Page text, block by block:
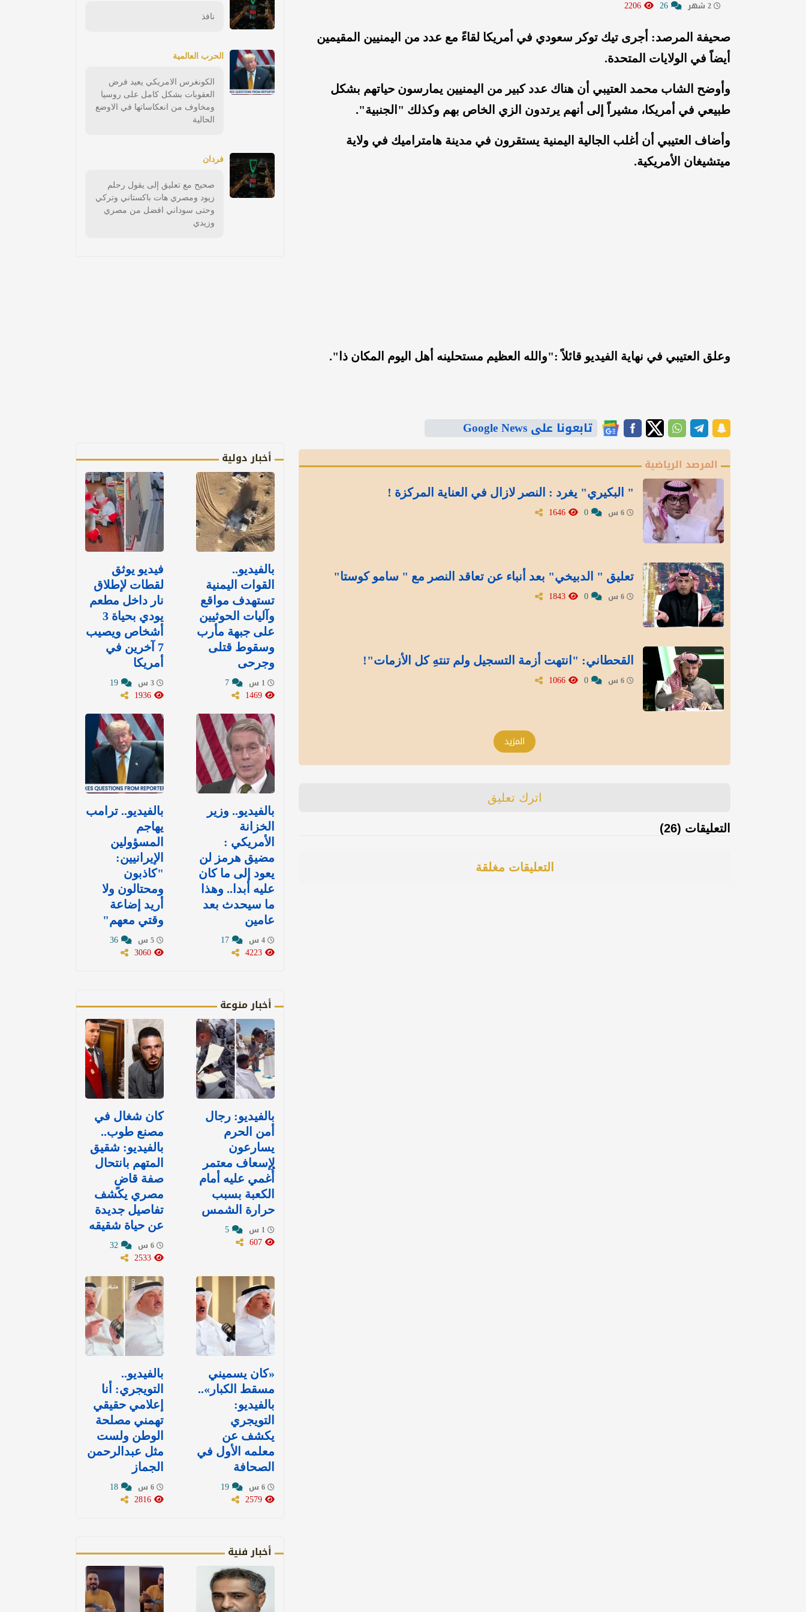
صحيفة المرصد: أجرى تيك توكر سعودي في أمريكا لقاءً مع عدد من اليمنيين المقيمين
أيضاً في الولايات المتحدة.
وأوضح الشاب محمد العتيبي أن هناك عدد كبير من اليمنيين يمارسون حياتهم بشكل
طبيعي في أمريكا، مشيراً إلى أنهم يرتدون الزي الخاص بهم وكذلك "الجنبية".
وأضاف العتيبي أن أغلب الجالية اليمنية يستقرون في مدينة هامتراميك في ولاية
ميتشيغان الأمريكية.
وعلق العتيبي في نهاية الفيديو قائلاً :"والله العظيم مستحلينه أهل اليوم المكان ذا".
تابعونا على Google News
المرصد الرياضية
" البكيري" يغرد : النصر لازال في العناية المركزة !
تعليق " الدبيخي" بعد أنباء عن تعاقد النصر مع " سامو كوستا"
القحطاني: "انتهت أزمة التسجيل ولم تنتهِ كل الأزمات"!
المزيد
اترك تعليق
التعليقات (26)
التعليقات مغلقة
نافذ
الحرب العالمية
الكونغرس الامريكي يعيد فرض
العقوبات بشكل كامل على روسيا
ومخاوف من انعكاساتها في الاوضع
الحالية
فردان
صحيح مع تعليق إلى يقول رحلم
زيود ومصري هات باكستاني وتركي
وحتى سوداني افضل من مصري
وزيدي
أخبار دولية
بالفيديو..
القوات اليمنية
تستهدف مواقع
وآليات الحوثيين
على جبهة مأرب
وسقوط قتلى
وجرحى
فيديو يوثق
لقطات لإطلاق
نار داخل مطعم
يودي بحياة 3
أشخاص ويصيب
7 آخرين في
أمريكا
بالفيديو.. وزير
الخزانة
الأمريكي :
مضيق هرمز لن
يعود إلى ما كان
عليه أبدا.. وهذا
ما سيحدث بعد
عامين
بالفيديو.. ترامب
يهاجم
المسؤولين
الإيرانيين:
"كاذبون
ومحتالون ولا
أريد إضاعة
وقتي معهم"
أخبار منوعة
بالفيديو: رجال
أمن الحرم
يسارعون
لإسعاف معتمر
أُغمي عليه أمام
الكعبة بسبب
حرارة الشمس
كان شغال في
مصنع طوب..
بالفيديو: شقيق
المتهم بانتحال
صفة قاضٍ
مصري يكشف
تفاصيل جديدة
عن حياة شقيقه
«كان يسميني
مسقط الكبار»..
بالفيديو:
التويجري
يكشف عن
معلمه الأول في
الصحافة
بالفيديو..
التويجري: أنا
إعلامي حقيقي
تهمني مصلحة
الوطن ولست
مثل عبدالرحمن
الجماز
أخبار فنية